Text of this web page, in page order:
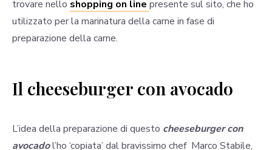
trovare nello shopping on line presente sul sito, che ho
utilizzato per la marinatura della carne in fase di
preparazione della carne.
Il cheeseburger con avocado
L’idea della preparazione di questo cheeseburger con
avocadol’ho ‘copiata’ dal bravissimo chef Marco Stabile,